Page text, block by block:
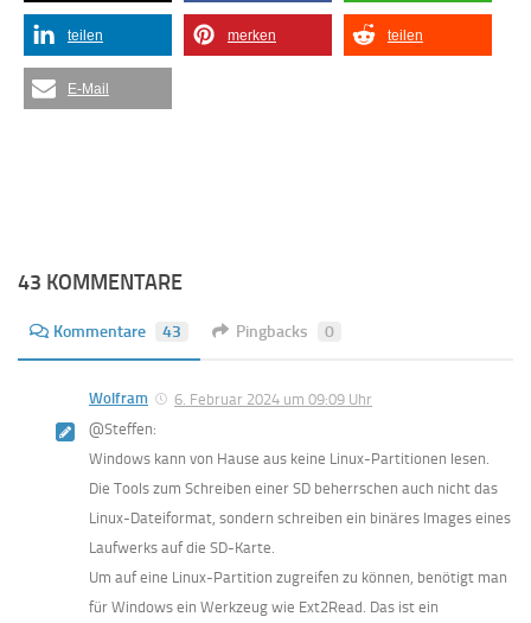
teilen merken teilen
E-Mail
43 KOMMENTARE
Kommentare 43 Pingbacks 0
Wolfram
6. Februar 2024 um 09:09 Uhr
@Steffen:
Windows kann von Hause aus keine Linux-Partitionen lesen.
Die Tools zum Schreiben einer SD beherrschen auch nicht das
Linux-Dateiformat, sondern schreiben ein binäres Images eines
Laufwerks auf die SD-Karte.
Um auf eine Linux-Partition zugreifen zu können, benötigt man
für Windows ein Werkzeug wie Ext2Read. Das ist ein